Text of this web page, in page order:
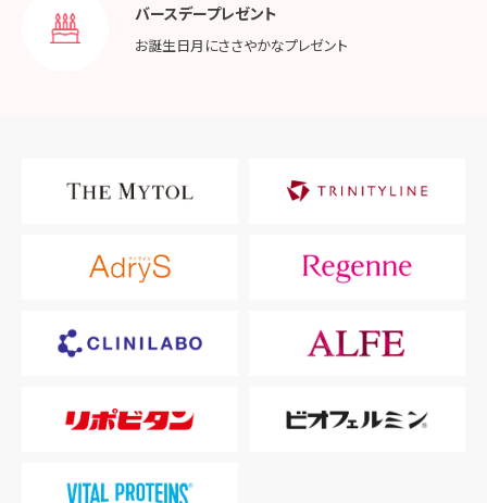
バースデープレゼント
お誕生日月にささやかなプレゼント